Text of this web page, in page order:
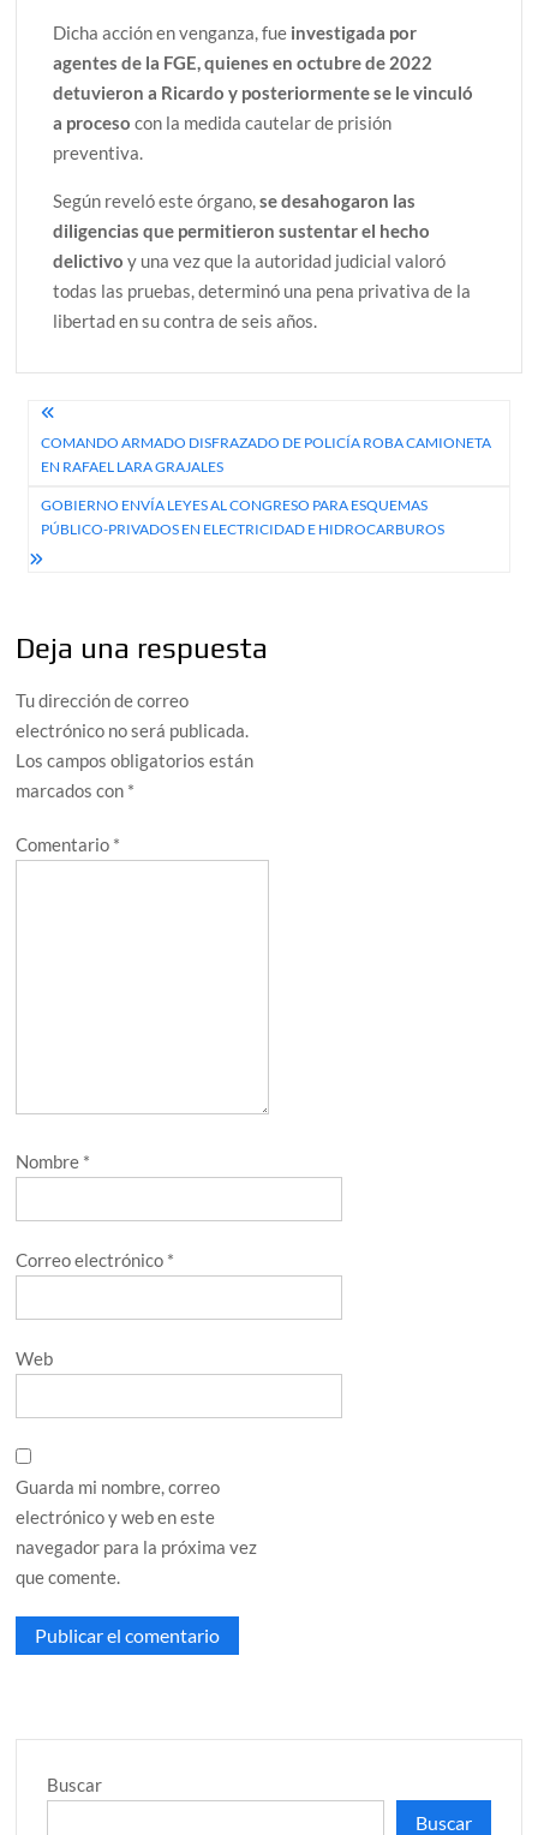
Dicha acción en venganza, fue investigada por
agentes de la FGE, quienes en octubre de 2022
detuvieron a Ricardo y posteriormente se le vinculó
a procesocon la medida cautelar de prisión
preventiva.
Según reveló este órgano, se desahogaron las
diligencias que permitieron sustentar el hecho
delictivo y una vez que la autoridad judicial valoró
todas las pruebas, determinó una pena privativa de la
libertad en su contra de seis años.
Navegación
de
entradas
COMANDO ARMADO DISFRAZADO DE POLICÍA ROBA CAMIONETA
EN RAFAEL LARA GRAJALES
GOBIERNO ENVÍA LEYES AL CONGRESO PARA ESQUEMAS
PÚBLICO-PRIVADOS EN ELECTRICIDAD E HIDROCARBUROS
Deja una respuesta
Tu dirección de correo
electrónico no será publicada.
Los campos obligatorios están
marcados con *
Comentario *
Nombre *
Correo electrónico *
Web
Guarda mi nombre, correo
electrónico y web en este
navegador para la próxima vez
que comente.
Buscar
Buscar